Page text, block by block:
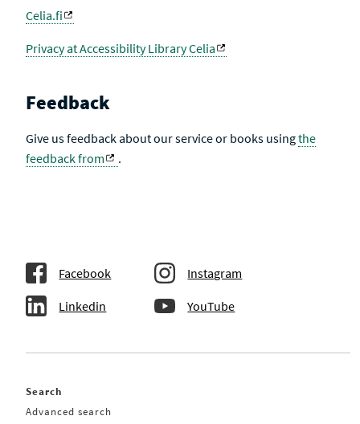
Celia.fi
Privacy at Accessibility Library Celia
Feedback
Give us feedback about our service or books usingthe
feedback from
.
Facebook Instagram
Linkedin YouTube
Search
Advanced search